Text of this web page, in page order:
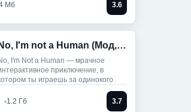
Мб 3.6
No, I'm not a Human (Мод, Unlocked)
I'm Not a Human — мрачное
приключение, в
ты играешь за одинокого
1.2 Гб 3.7